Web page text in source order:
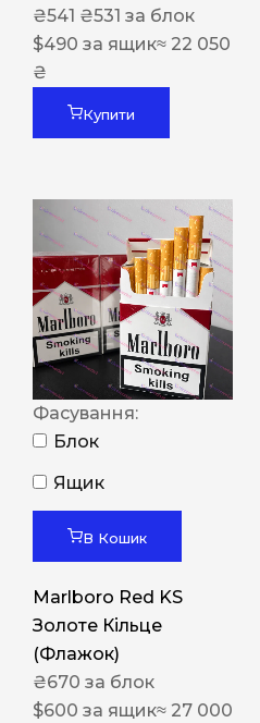
₴541 ₴531 за блок
$490 за ящик≈ 22 050
₴
Купити
Фасування:
Блок
Ящик
В Кошик
Marlboro Red KS
Золоте Кільце
(Флажок)
₴670 за блок
$600 за ящик≈ 27 000